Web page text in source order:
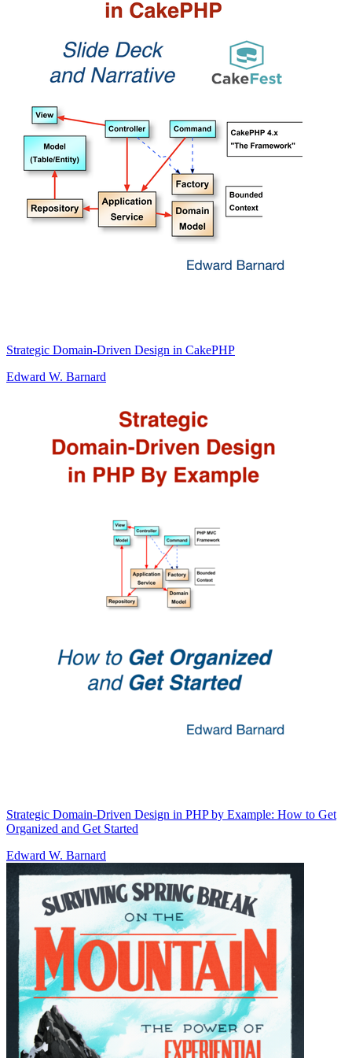
Strategic Domain-Driven Design in CakePHP
Edward W. Barnard
Strategic Domain-Driven Design in PHP by Example: How to Get
Organized and Get Started
Edward W. Barnard